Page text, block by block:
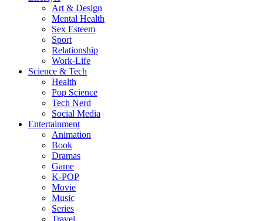
Art & Design
Mental Health
Sex Esteem
Sport
Relationship
Work-Life
Science & Tech
Health
Pop Science
Tech Nerd
Social Media
Entertainment
Animation
Book
Dramas
Game
K-POP
Movie
Music
Series
Travel